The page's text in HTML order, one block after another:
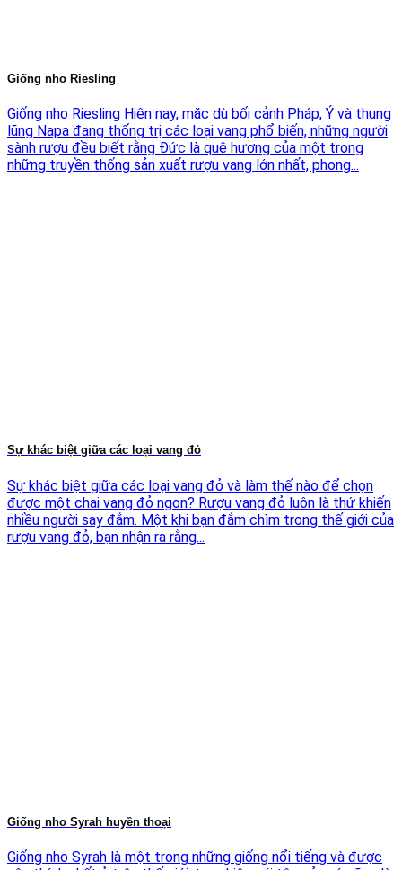
Giống nho Riesling
Giống nho Riesling Hiện nay, mặc dù bối cảnh Pháp, Ý và thung
lũng Napa đang thống trị các loại vang phổ biến, những người
sành rượu đều biết rằng Đức là quê hương của một trong
những truyền thống sản xuất rượu vang lớn nhất, phong...
Sự khác biệt giữa các loại vang đỏ
Sự khác biệt giữa các loại vang đỏ và làm thế nào để chọn
được một chai vang đỏ ngon? Rượu vang đỏ luôn là thứ khiến
nhiều người say đắm. Một khi bạn đắm chìm trong thế giới của
rượu vang đỏ, bạn nhận ra rằng...
Giống nho Syrah huyền thoại
Giống nho Syrah là một trong những giống nổi tiếng và được